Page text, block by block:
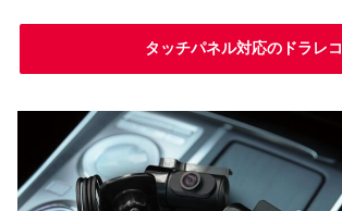
タッチパネル対応のドラレコ